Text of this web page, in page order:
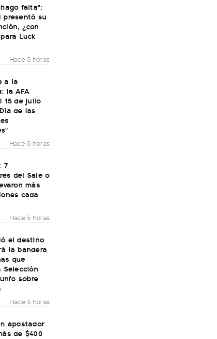
falta":
presentó su
¿con
Luck
Hace 5 horas
a la
la AFA
15 de julio
de las
Hace 5 horas
7
del Sale o
más
cada
Hace 5 horas
el destino
la bandera
que
sobre
Hace 5 horas
apostador
de $400